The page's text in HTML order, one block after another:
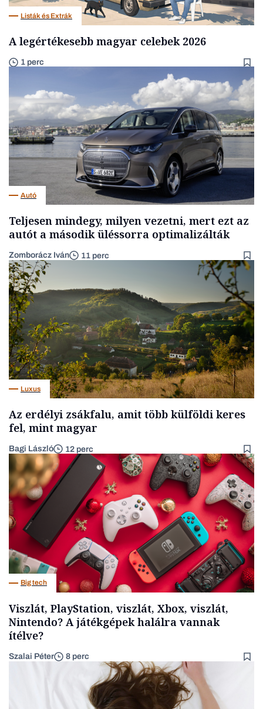
Listák és Extrák
A legértékesebb magyar celebek 2026
1 perc
Autó
Teljesen mindegy, milyen vezetni, mert ezt az
autót a második üléssorra optimalizálták
Zomborácz Iván 11 perc
Luxus
Az erdélyi zsákfalu, amit több külföldi keres
fel, mint magyar
Bagi László 12 perc
Big tech
Viszlát, PlayStation, viszlát, Xbox, viszlát,
Nintendo? A játékgépek halálra vannak
ítélve?
Szalai Péter 8 perc